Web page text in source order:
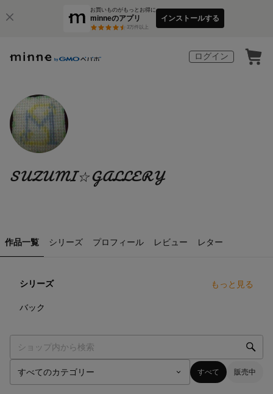
お買いものがもっとお得に
minneのアプリ
3万件以上
インストールする
ログイン
SUZUMI☆GALLERY
作品一覧 シリーズ プロフィール レビュー レター
シリーズ もっと見る
バック
すべて 販売中